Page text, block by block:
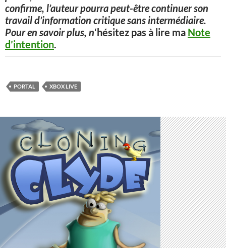
confirme, l’auteur pourra peut-être continuer son
travail d’information critique sans intermédiaire.
Pour en savoir plus, n‘hésitez pas à lire ma Note
d’intention.
PORTAL XBOX LIVE